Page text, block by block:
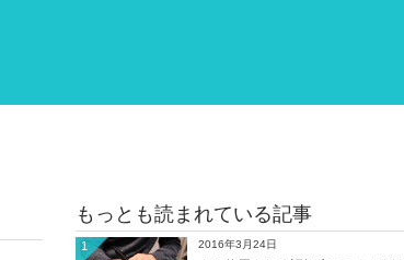
もっとも読まれている記事
2016年3月24日
1